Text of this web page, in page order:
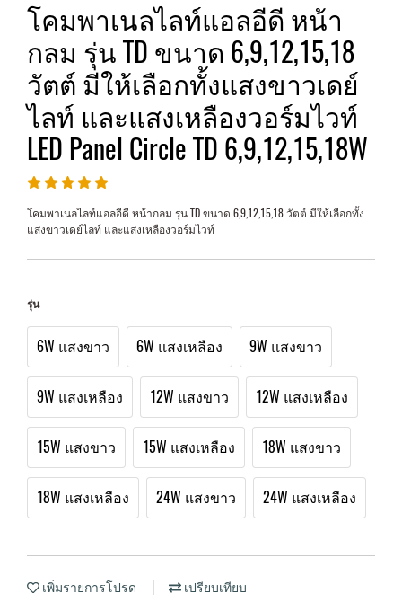
โคมพาเนลไลท์แอลอีดี หน้า
กลม รุ่น TD ขนาด 6,9,12,15,18
วัตต์ มีให้เลือกทั้งแสงขาวเดย์
ไลท์ และแสงเหลืองวอร์มไวท์
LED Panel Circle TD 6,9,12,15,18W
โคมพาเนลไลท์แอลอีดี หน้ากลม รุ่น TD ขนาด 6,9,12,15,18 วัตต์ มีให้เลือกทั้ง
แสงขาวเดย์ไลท์ และแสงเหลืองวอร์มไวท์
รุ่น
6W แสงขาว 6W แสงเหลือง 9W แสงขาว
9W แสงเหลือง 12W แสงขาว 12W แสงเหลือง
15W แสงขาว 15W แสงเหลือง 18W แสงขาว
18W แสงเหลือง 24W แสงขาว 24W แสงเหลือง
เพิ่มรายการโปรด เปรียบเทียบ